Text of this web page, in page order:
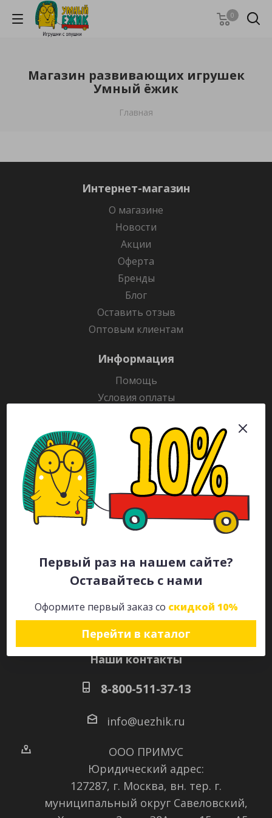
Первый раз на нашем сайте?
Оставайтесь с нами
Оформите первый заказ со скидкой 10%
Перейти в каталог
0
Магазин развивающих игрушек
Умный ёжик
Главная
Интернет-магазин
О магазине
Новости
Акции
Оферта
Бренды
Блог
Оставить отзыв
Оптовым клиентам
Информация
Помощь
Условия оплаты
Гарантия на товар
Раскраски
Рекламодателям
Каталог
Будьте всегда в курсе!
Наши контакты
8-800-511-37-13
info@uezhik.ru
ООО ПРИМУС
Юридический адрес:
127287, г. Москва, вн. тер. г.
муниципальный округ Савеловский,